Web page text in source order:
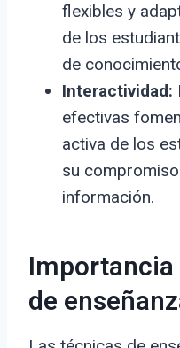
flexibles y
de los
de
Interactividad:
efectivas
activa de los
su
información.
de